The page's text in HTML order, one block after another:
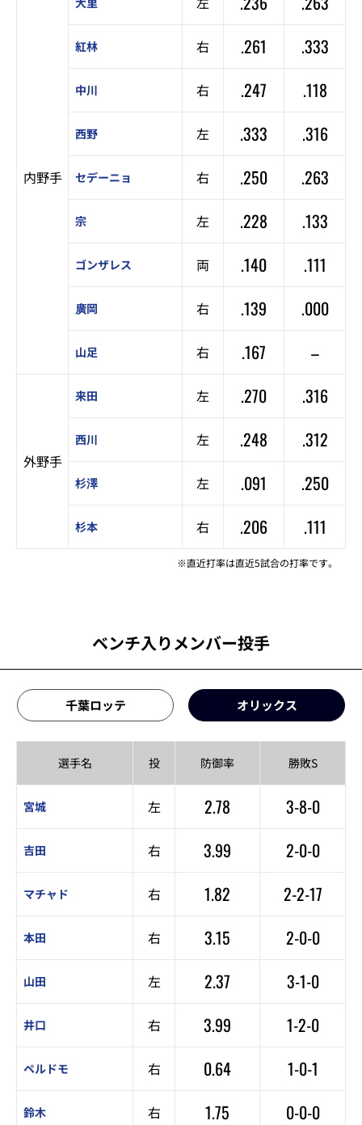
内野手
紅林 右 .261 .333
中川 右 .247 .118
西野 左 .333 .316
セデーニョ 右 .250 .263
宗 左 .228 .133
ゴンザレス 両 .140 .111
廣岡 右 .139 .000
山足 右 .167 –
外野手
来田 左 .270 .316
西川 左 .248 .312
杉澤 左 .091 .250
杉本 右 .206 .111
※直近打率は直近5試合の打率です。
ベンチ入りメンバー投手
千葉ロッテ オリックス
選手名 投 防御率 勝敗S
宮城 左 2.78 3-8-0
吉田 右 3.99 2-0-0
マチャド 右 1.82 2-2-17
本田 右 3.15 2-0-0
山田 左 2.37 3-1-0
井口 右 3.99 1-2-0
ペルドモ 右 0.64 1-0-1
鈴木 右 1.75 0-0-0